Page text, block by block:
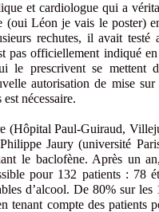
et cardiologue qui a
Léon je vais le poster)
rechutes, il avait testé
pas officiellement indiqué
le prescrivent se mettent
autorisation de mise
nécessaire.
(Hôpital Paul-Guiraud,
Jaury (université
le baclofène. Après un
pour 132 patients : 78
d’alcool. De 80% sur les
tenant compte des patients